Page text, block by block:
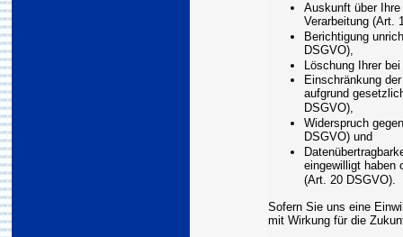
Auskunft über
Verarbeitung (Art.
Berichtigung
DSGVO),
Löschung Ihrer
Einschränkung
aufgrund
DSGVO),
Widerspruch
DSGVO) und
eingewilligt haben
(Art. 20 DSGVO).
Sofern Sie uns eine
mit Wirkung für die